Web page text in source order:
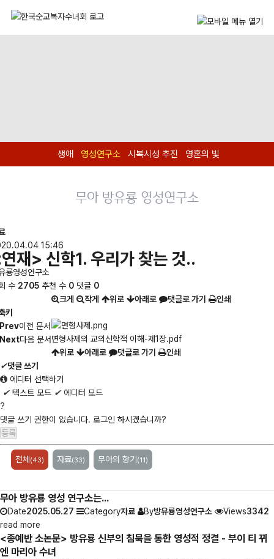
생애 영성연구소 시복시성 추진 영혼의 빛
무아 방유룡 영성연구소
15:46
재> 신학1. 우리가 찾는 것..
룡영성연구소
수 2705 추천 수 0 댓글 0
키
Prev이전 문서
Next다음 문서
크게 작게 위로 아래로 댓글로 가기 인쇄
면형사제의 교의신학적 이해-제1장.pdf
위로
아래로 댓글로 가기
인쇄
✔댓글 쓰기
에디터 선택하기
✔ 텍스트 모드 ✔ 에디터 모드
?
댓글 쓰기 권한이 없습니다. 로그인 하시겠습니까?
전체 (43) 자료(33) 무아의 향기 (11)
무아 방유룡 영성 연구소는...
Date2025.05.27 Category자료 By방유룡영성연구소 Views3342
read more
<종예반 소논문> 방유룡 신부의 침묵을 통한 영성적 정결 - 부이 티 뀌
엔 마리아 수녀